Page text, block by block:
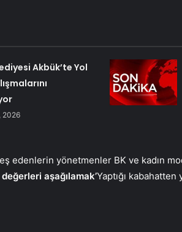
Akbük’te Yol
2026
edenlerin yönetmenler BK ve kadın
değerleri aşağılamak’Yaptığı kabahatten